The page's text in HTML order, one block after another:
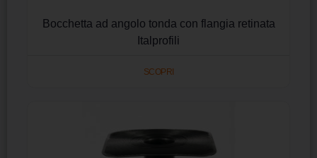
Bocchetta ad angolo tonda con flangia retinata
Italprofili
SCOPRI